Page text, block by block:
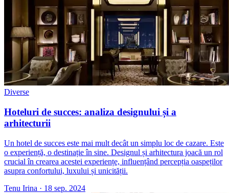
Diverse
Hoteluri de succes: analiza designului și a
arhitecturii
Un hotel de succes este mai mult decât un simplu loc de cazare. Este
o experiență, o destinație în sine. Designul și arhitectura joacă un rol
crucial în crearea acestei experiențe, influențând percepția oaspeților
asupra confortului, luxului și unicității.
Tenu Irina · 18 sep. 2024